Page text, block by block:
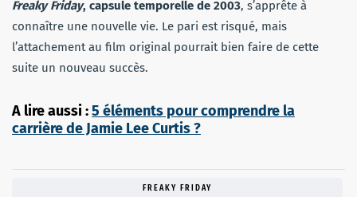
Freaky Friday, capsule temporelle de 2003, s’apprête à
connaître une nouvelle vie. Le pari est risqué, mais
l’attachement au film original pourrait bien faire de cette
suite un nouveau succès.
A lire aussi :5 éléments pour comprendre la
carrière de Jamie Lee Curtis ?
FREAKY FRIDAY